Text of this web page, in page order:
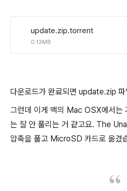
update.zip.torrent
0.13MB
다운로드가 완료되면 update.zip 파
그런데 이게 맥의 Mac OSX에서는
는 잘 안 풀리는 거 같고요. The
압축을 풀고 MicroSD 카드로 옮겼